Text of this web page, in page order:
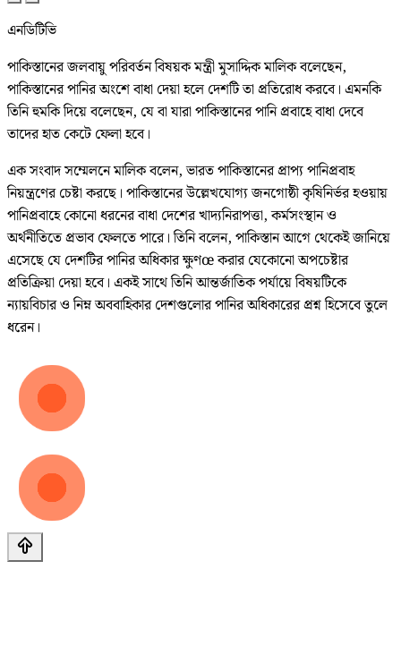
এনডিটিভি
পাকিস্তানের জলবায়ু পরিবর্তন বিষয়ক মন্ত্রী মুসাদ্দিক মালিক বলেছেন,
পাকিস্তানের পানির অংশে বাধা দেয়া হলে দেশটি তা প্রতিরোধ করবে। এমনকি
তিনি হুমকি দিয়ে বলেছেন, যে বা যারা পাকিস্তানের পানি প্রবাহে বাধা দেবে
তাদের হাত কেটে ফেলা হবে।
এক সংবাদ সম্মেলনে মালিক বলেন, ভারত পাকিস্তানের প্রাপ্য পানিপ্রবাহ
নিয়ন্ত্রণের চেষ্টা করছে। পাকিস্তানের উল্লেখযোগ্য জনগোষ্ঠী কৃষিনির্ভর হওয়ায়
পানিপ্রবাহে কোনো ধরনের বাধা দেশের খাদ্যনিরাপত্তা, কর্মসংস্থান ও
অর্থনীতিতে প্রভাব ফেলতে পারে। তিনি বলেন, পাকিস্তান আগে থেকেই জানিয়ে
এসেছে যে দেশটির পানির অধিকার ক্ষুণœ করার যেকোনো অপচেষ্টার
প্রতিক্রিয়া দেয়া হবে। একই সাথে তিনি আন্তর্জাতিক পর্যায়ে বিষয়টিকে
ন্যায়বিচার ও নিম্ন অববাহিকার দেশগুলোর পানির অধিকারের প্রশ্ন হিসেবে তুলে
ধরেন।